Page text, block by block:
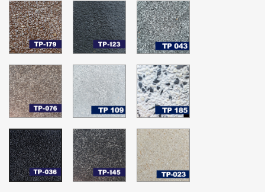
TP-
179
Terrazo
Marron
Capuccino
-
Grano
01
TP-
123
Terrazo
Negro
Absoluto
30
-
Grano
01
TP-
043
Terrazo
Gris
Pewter
TP-
076
Terrazo
Gris
Bruma
TP-
109
Terrazo
Gris
Plata
TP-
185
Terrazo
Plata
Salpimienta
TP-
036
Terrazo
Negro
Natural
TP-
145
Terrazo
Gris
Pepper
TP-
023
Whisper
White